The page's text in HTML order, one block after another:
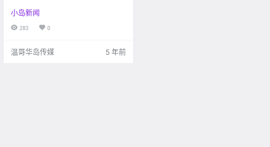
今天起大火...脑壳疼[DT又发生入室
抢劫案...
小岛新闻
283 0
温哥华岛传媒 5 年前